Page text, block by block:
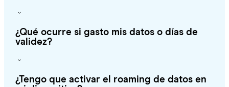
¿Qué ocurre si gasto mis datos o días de
validez?
¿Tengo que activar el roaming de datos en